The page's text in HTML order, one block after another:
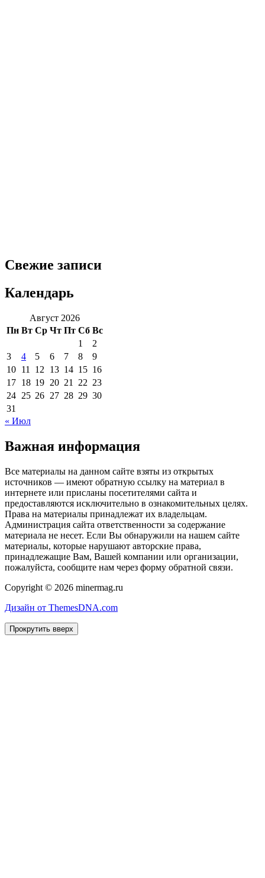
Свежие записи
Календарь
Август 2026
Пн Вт Ср Чт Пт Сб Вс
1
2
3
4 5 6 7 8
9
10 11 12 13 14 15 16
17 18 19 20 21 22 23
24 25 26 27 28 29 30
31
« Июл
Важная информация
Все материалы на данном сайте взяты из открытых
источников — имеют обратную ссылку на материал в
интернете или присланы посетителями сайта и
предоставляются исключительно в ознакомительных целях.
Права на материалы принадлежат их владельцам.
Администрация сайта ответственности за содержание
материала не несет. Если Вы обнаружили на нашем сайте
материалы, которые нарушают авторские права,
принадлежащие Вам, Вашей компании или организации,
пожалуйста, сообщите нам через форму обратной связи.
Copyright © 2026 minermag.ru
Дизайн от ThemesDNA.com
Прокрутить вверх